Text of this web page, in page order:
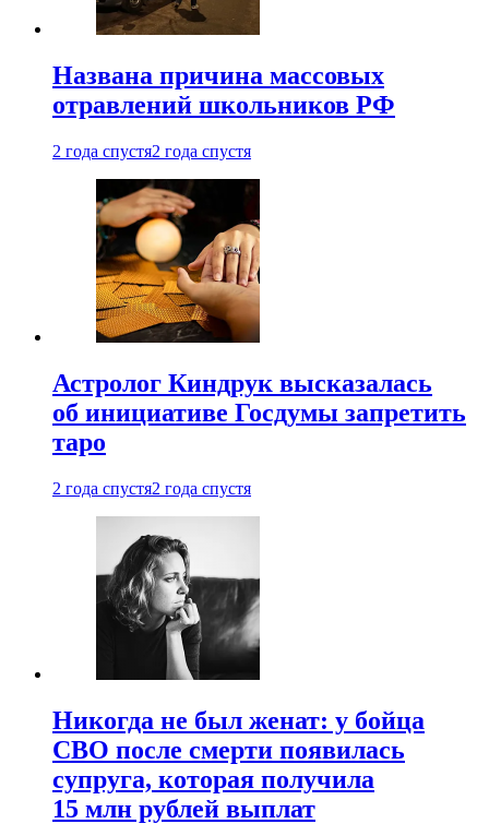
Названа причина массовых
отравлений школьников РФ
2 года спустя2 года спустя
Астролог Киндрук высказалась
об инициативе Госдумы запретить
таро
2 года спустя2 года спустя
Никогда не был женат: у бойца
СВО после смерти появилась
супруга, которая получила
15 млн рублей выплат